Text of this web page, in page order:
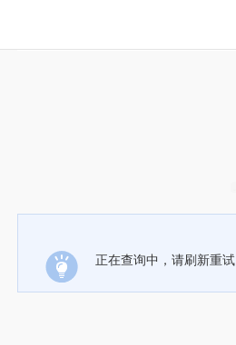
正在查询中，请刷新重试